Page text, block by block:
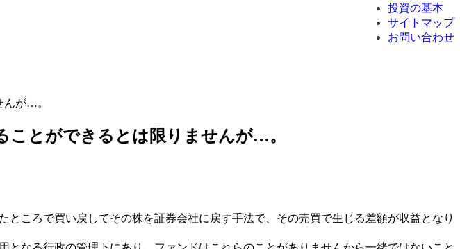
投資の基本
サイトマップ
お問い合わせ
んが…。
ことができるとは限りませんが…。
ころで買い戻してその株を証券会社に戻す手法で、その売買で生じる差額が収益となり